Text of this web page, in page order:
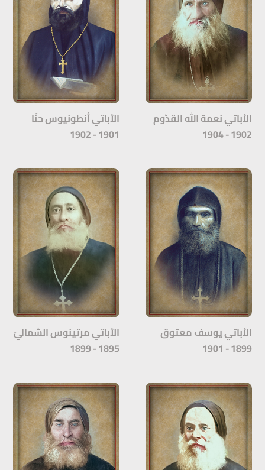
الأباتي نعمة الله القدّوم
1902 - 1904
الأباتي أنطونيوس حنّا
1901 - 1902
الأباتي يوسف معتوق
1899 - 1901
الأباتي مرتينوس الشماليّ
1895 - 1899